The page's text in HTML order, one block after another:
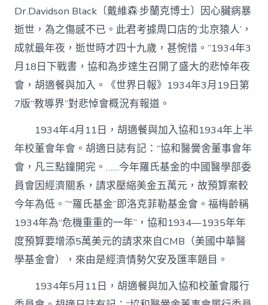
Dr.Davidson Black〔戴維森·步蘭克博士〕因心臟病暴
逝世，為之傷感不已。此君考據周口店的‘北京猿人’，
成就最年夜，逝世時才四十九歲，甚惋惜。”1934年3
月18日下戰書，協和為步達生召開了盛大的悲悼年夜
會，胡適餐與加入。《世界日報》1934年3月19日第
7版“教導界”對悲悼會概況有報道。
1934年4月11日，胡適餐與加入協和1934年上半
年校董會年會。胡適日誌有記：“協和醫黌舍董事會年
會，凡三點鐘開完。……今年羅氏基金的中國醫學部委
員會因經濟關系，請求壓縮美金五萬元，故預算案較
今年為低。”“羅氏基金”即洛克菲勒基金會。福梅齡稱
1934年為“危機重重的一年”，協和1934—1935年年
度預算要增添5萬美元的請求來自CMB（美國中華醫
學基金會），來由是經濟情勢欠安及匯率題目。
1934年5月11日，胡適餐與加入協和校董會履行